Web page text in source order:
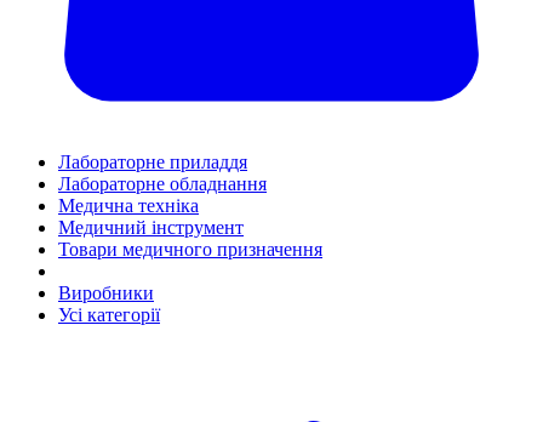
Лабораторне приладдя
Лабораторне обладнання
Медична техніка
Медичний інструмент
Товари медичного призначення
Виробники
Усі категорії